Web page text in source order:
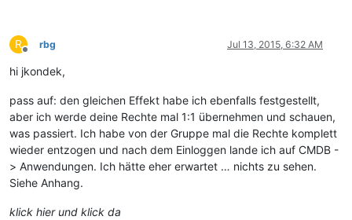
R
Offline
rbg Jul 13, 2015, 6:32 AM
hi jkondek,
pass auf: den gleichen Effekt habe ich ebenfalls festgestellt,
aber ich werde deine Rechte mal 1:1 übernehmen und schauen,
was passiert. Ich habe von der Gruppe mal die Rechte komplett
wieder entzogen und nach dem Einloggen lande ich auf CMDB -
> Anwendungen. Ich hätte eher erwartet … nichts zu sehen.
Siehe Anhang.
klick hier und klick da